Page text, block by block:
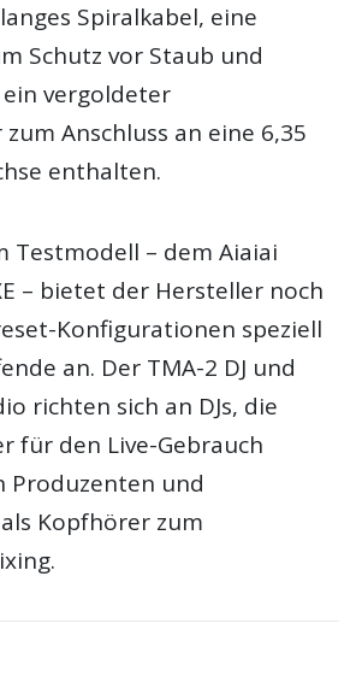
Spiralkabel, eine
Schutz vor Staub und
vergoldeter
Anschluss an eine 6,35
enthalten.
Testmodell – dem Aiaiai
– bietet der Hersteller noch
Konfigurationen speziell
an. Der TMA-2 DJ und
richten sich an DJs, die
für den Live-Gebrauch
Produzenten und
Kopfhörer zum